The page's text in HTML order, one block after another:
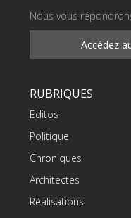
Nous vous
Accédez
RUBRIQUES
Editos
Politique
Chroniques
Architectes
Réalisations